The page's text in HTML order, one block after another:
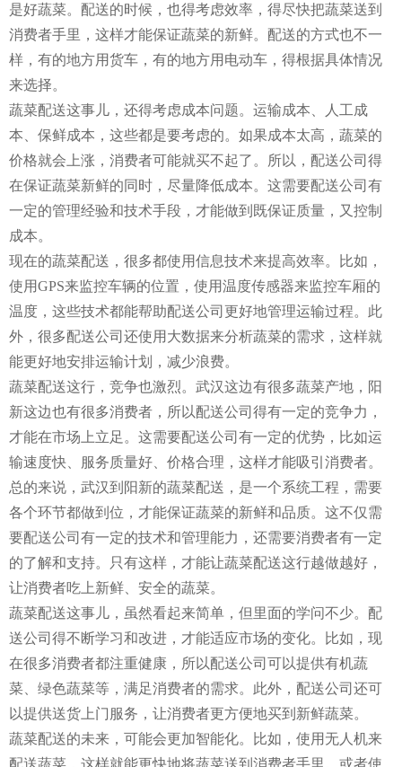
是好蔬菜。配送的时候，也得考虑效率，得尽快把蔬菜送到
消费者手里，这样才能保证蔬菜的新鲜。配送的方式也不一
样，有的地方用货车，有的地方用电动车，得根据具体情况
来选择。
蔬菜配送这事儿，还得考虑成本问题。运输成本、人工成
本、保鲜成本，这些都是要考虑的。如果成本太高，蔬菜的
价格就会上涨，消费者可能就买不起了。所以，配送公司得
在保证蔬菜新鲜的同时，尽量降低成本。这需要配送公司有
一定的管理经验和技术手段，才能做到既保证质量，又控制
成本。
现在的蔬菜配送，很多都使用信息技术来提高效率。比如，
使用GPS来监控车辆的位置，使用温度传感器来监控车厢的
温度，这些技术都能帮助配送公司更好地管理运输过程。此
外，很多配送公司还使用大数据来分析蔬菜的需求，这样就
能更好地安排运输计划，减少浪费。
蔬菜配送这行，竞争也激烈。武汉这边有很多蔬菜产地，阳
新这边也有很多消费者，所以配送公司得有一定的竞争力，
才能在市场上立足。这需要配送公司有一定的优势，比如运
输速度快、服务质量好、价格合理，这样才能吸引消费者。
总的来说，武汉到阳新的蔬菜配送，是一个系统工程，需要
各个环节都做到位，才能保证蔬菜的新鲜和品质。这不仅需
要配送公司有一定的技术和管理能力，还需要消费者有一定
的了解和支持。只有这样，才能让蔬菜配送这行越做越好，
让消费者吃上新鲜、安全的蔬菜。
蔬菜配送这事儿，虽然看起来简单，但里面的学问不少。配
送公司得不断学习和改进，才能适应市场的变化。比如，现
在很多消费者都注重健康，所以配送公司可以提供有机蔬
菜、绿色蔬菜等，满足消费者的需求。此外，配送公司还可
以提供送货上门服务，让消费者更方便地买到新鲜蔬菜。
蔬菜配送的未来，可能会更加智能化。比如，使用无人机来
配送蔬菜，这样就能更快地将蔬菜送到消费者手里。或者使